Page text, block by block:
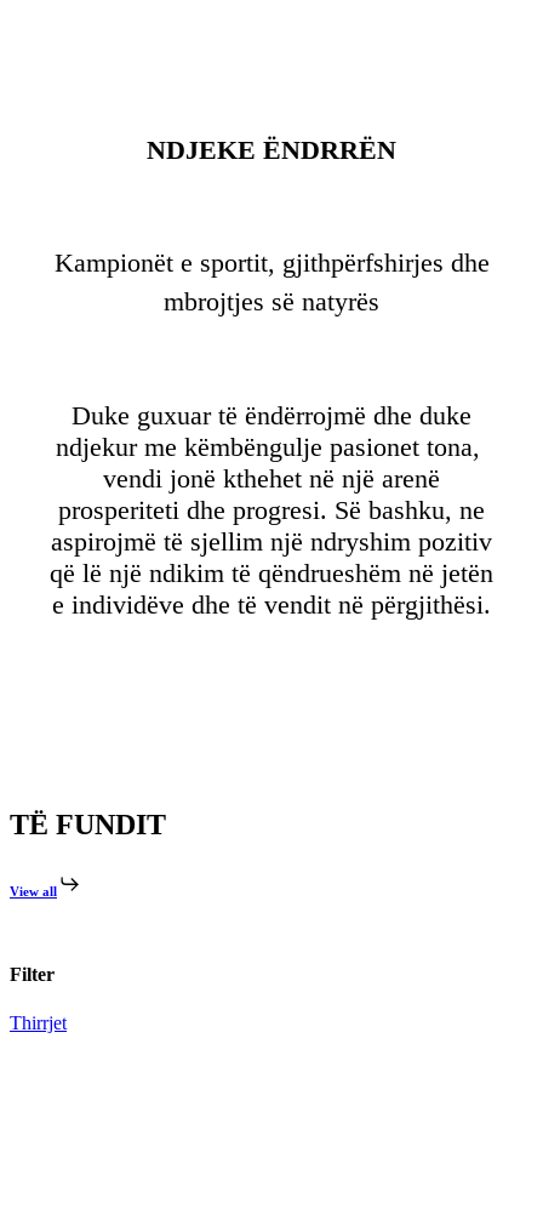
NDJEKE ËNDRRËN
Kampionët e sportit, gjithpërfshirjes dhe
mbrojtjes së natyrës
Duke guxuar të ëndërrojmë dhe duke
ndjekur me këmbëngulje pasionet tona,
vendi jonë kthehet në një arenë
prosperiteti dhe progresi. Së bashku, ne
aspirojmë të sjellim një ndryshim pozitiv
që lë një ndikim të qëndrueshëm në jetën
e individëve dhe të vendit në përgjithësi.
TË FUNDIT
View all
Filter
Thirrjet